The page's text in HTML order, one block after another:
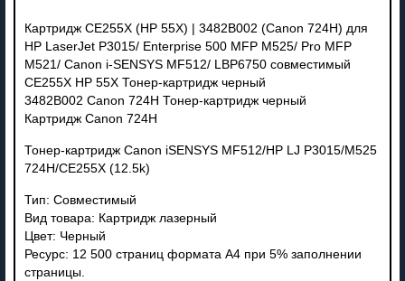
Картридж CE255X (HP 55X) | 3482B002 (Canon 724H) для
HP LaserJet P3015/ Enterprise 500 MFP M525/ Pro MFP
M521/ Canon i-SENSYS MF512/ LBP6750 совместимый
CE255X HP 55X Тонер-картридж черный
3482B002 Canon 724H Тонер-картридж черный
Картридж Canon 724H
Тонер-картридж Canon iSENSYS MF512/HP LJ P3015/M525
724H/CE255X (12.5k)
Тип: Совместимый
Вид товара: Картридж лазерный
Цвет: Черный
Ресурс: 12 500 страниц формата А4 при 5% заполнении
страницы.